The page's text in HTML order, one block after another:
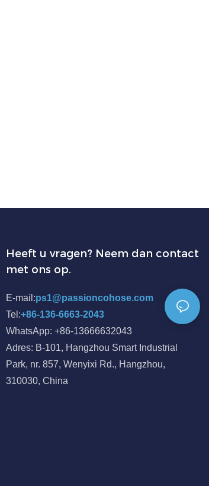
Heeft u vragen? Neem dan contact
met ons op.
E-mail:ps1@passioncohose.com
Tel:+86-136-6663-2043
WhatsApp: +86-13666632043
Adres: B-101, Hangzhou Smart Industrial
Park, nr. 857, Wenyixi Rd., Hangzhou,
310030, China